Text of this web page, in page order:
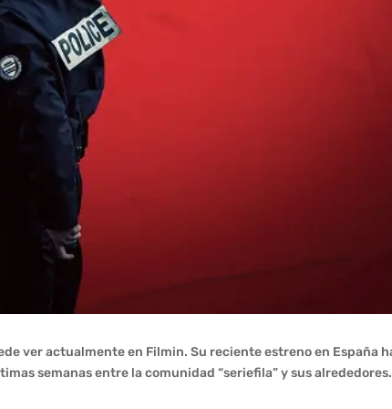
ver actualmente en Filmin. Su reciente estreno en España
semanas entre la comunidad “seriefila” y sus alrededores.